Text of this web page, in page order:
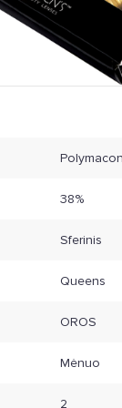
38%
Sferinis
Queens
OROS
Mėnuo
2